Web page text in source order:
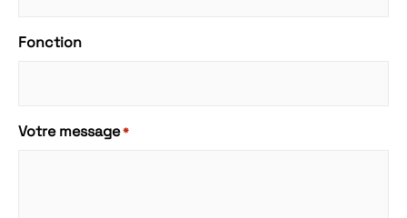
Fonction
Votre message*